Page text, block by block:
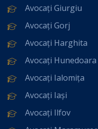
Avocați Giurgiu
Avocați Gorj
Avocați Harghita
Avocați Hunedoara
Avocați Ialomița
Avocați Iași
Avocați Ilfov